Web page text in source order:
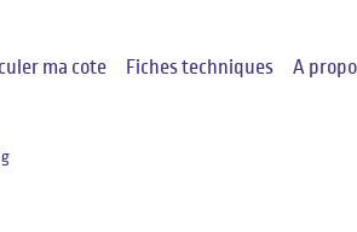
ma cote Fiches techniques A